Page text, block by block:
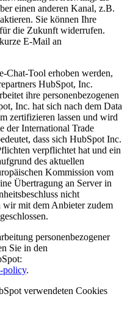
einen anderen Kanal, z.B.
Sie können Ihre
die Zukunft widerrufen.
E-Mail an
Chat-Tool erhoben werden,
HubSpot, Inc.
ihre personenbezogenen
Inc. hat sich nach dem Data
zertifizieren lassen und wird
der International Trade
dass sich HubSpot Inc.
verpflichtet hat und ein
des aktuellen
Kommission vom
Übertragung an Server in
nicht
wir mit dem Anbieter zudem
personenbezogener
Sie in den
policy.
verwendeten Cookies